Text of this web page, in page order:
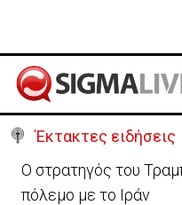
Έκτακτες ειδήσεις
Ο στρατηγός του
πόλεμο με το Ιράν